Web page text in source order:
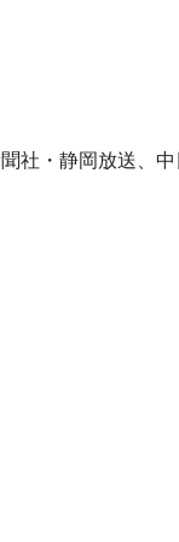
社・静岡放送、